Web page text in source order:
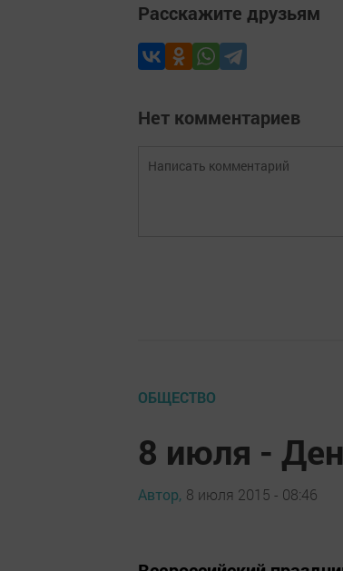
Расскажите друзьям
Нет комментариев
ОБЩЕСТВО
8 июля -
Автор, 8 июля 2015 - 08:46